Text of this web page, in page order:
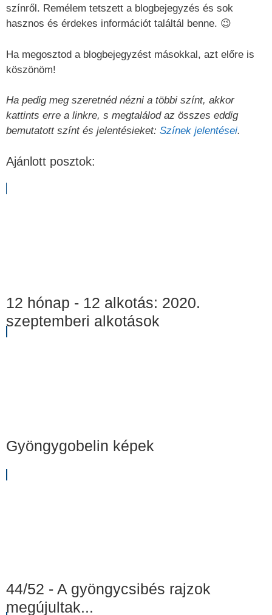
színről. Remélem tetszett a blogbejegyzés és sok
hasznos és érdekes információt találtál benne. 😉
Ha megosztod a blogbejegyzést másokkal, azt előre is
köszönöm!
Ha pedig meg szeretnéd nézni a többi színt, akkor
kattints erre a linkre, s megtalálod az összes eddig
bemutatott színt és jelentésieket: Színek jelentései.
Ajánlott posztok:
12 hónap - 12 alkotás: 2020.
szeptemberi alkotások
Gyöngygobelin képek
44/52 - A gyöngycsibés rajzok
megújultak...